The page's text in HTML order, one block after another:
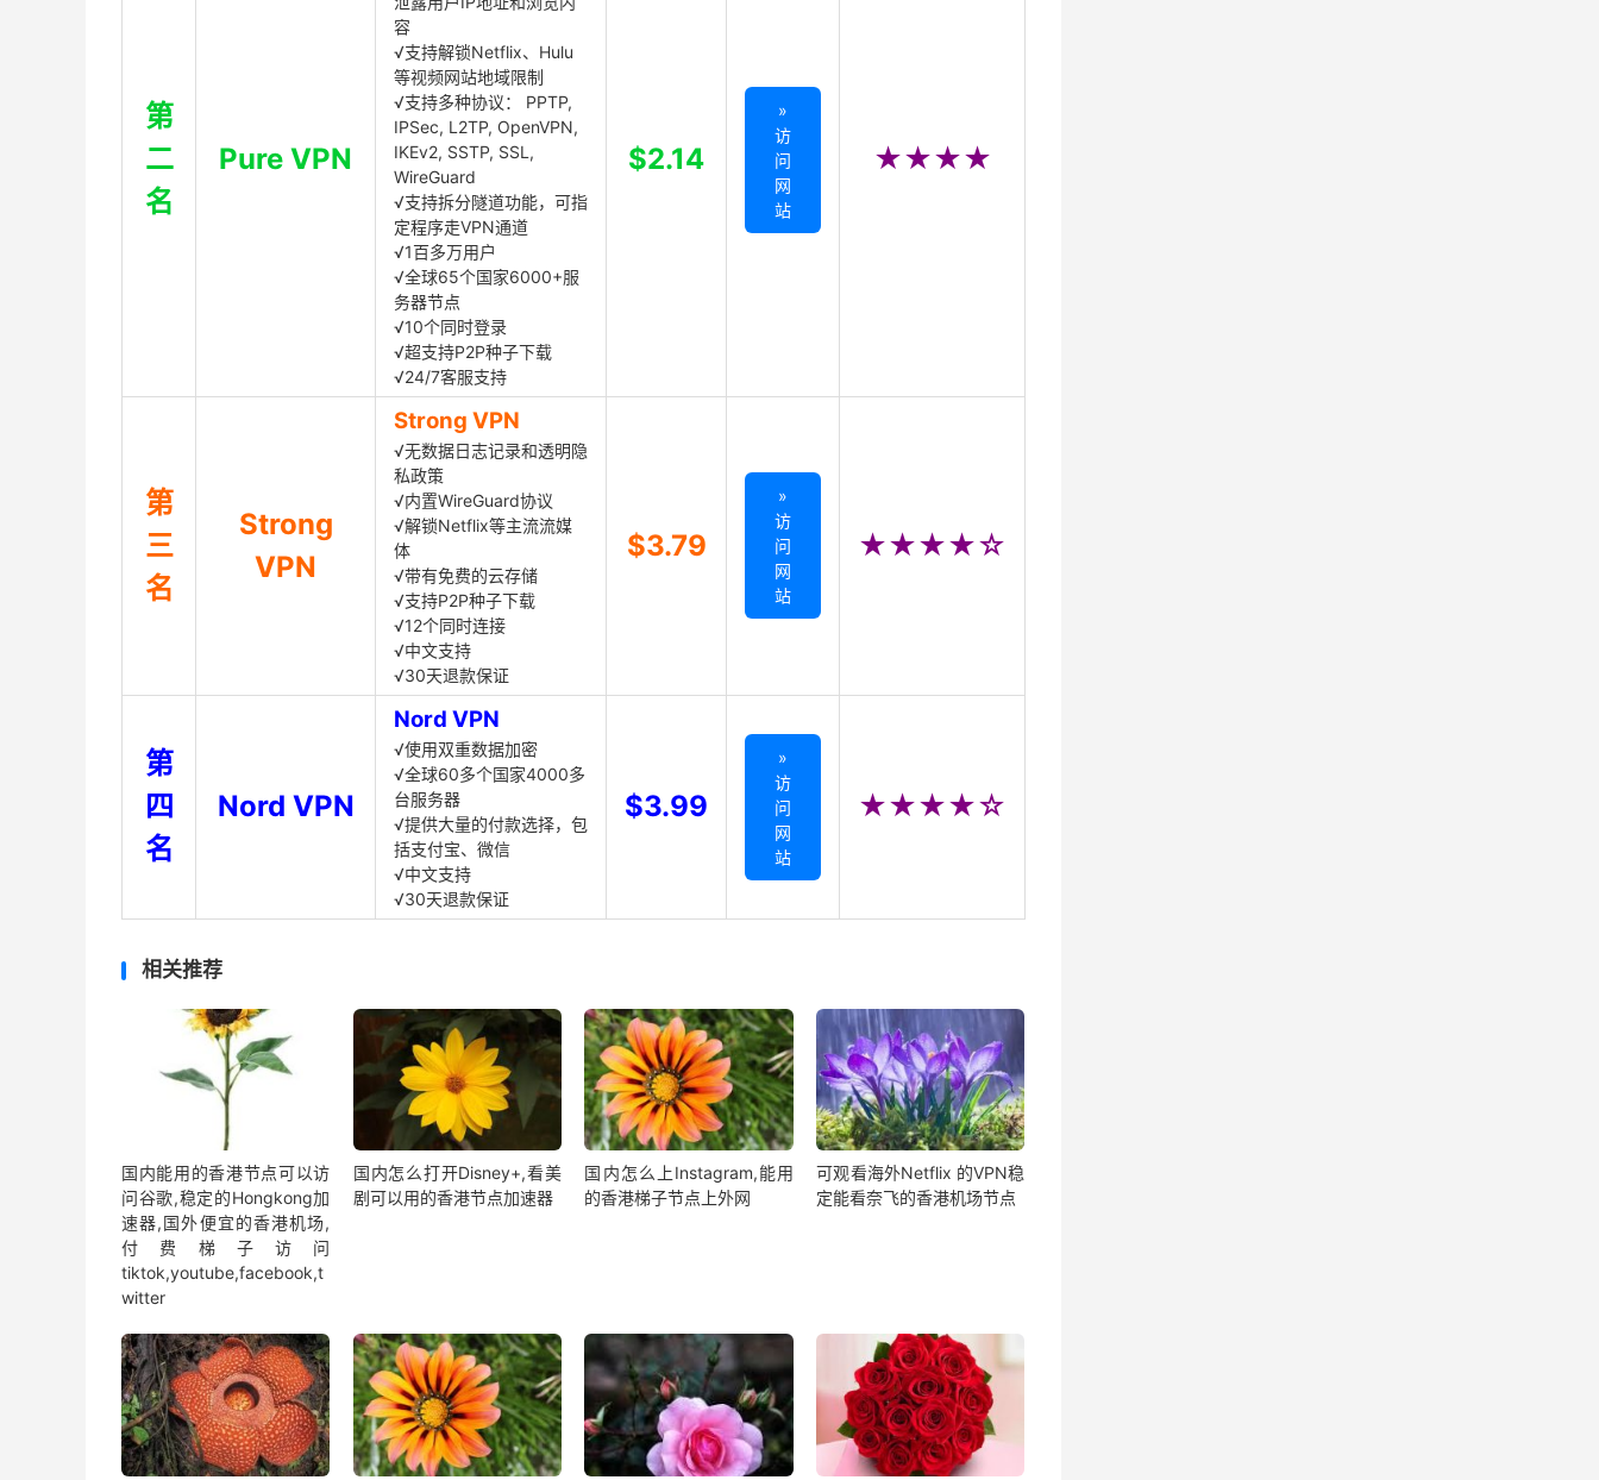
第
二
名
Pure VPN
容
√支持解锁Netflix、Hulu
等视频网站地域限制
√支持多种协议： PPTP,
IPSec, L2TP, OpenVPN,
IKEv2, SSTP, SSL,
WireGuard
√支持拆分隧道功能，可指
定程序走VPN通道
√1百多万用户
√全球65个国家6000+服
务器节点
√10个同时登录
√超支持P2P种子下载
√24/7客服支持
$2.14
»
访
问
网
站
★★★★
第
三
名
Strong
VPN
Strong VPN
√无数据日志记录和透明隐
私政策
√内置WireGuard协议
√解锁Netflix等主流流媒
体
√带有免费的云存储
√支持P2P种子下载
√12个同时连接
√中文支持
√30天退款保证
$3.79
»
访
问
网
站
★★★★☆
第
四
名
Nord VPN
Nord VPN
√使用双重数据加密
√全球60多个国家4000多
台服务器
√提供大量的付款选择，包
括支付宝、微信
√中文支持
√30天退款保证
$3.99
»
访
问
网
站
★★★★☆
相关推荐
国内能用的香港节点可以访
问谷歌,稳定的Hongkong加
速器,国外便宜的香港机场,
付费梯子访问
tiktok,youtube,facebook,t
witter
国内怎么打开Disney+,看美
剧可以用的香港节点加速器
国内怎么上Instagram,能用
的香港梯子节点上外网
可观看海外Netflix 的VPN稳
定能看奈飞的香港机场节点